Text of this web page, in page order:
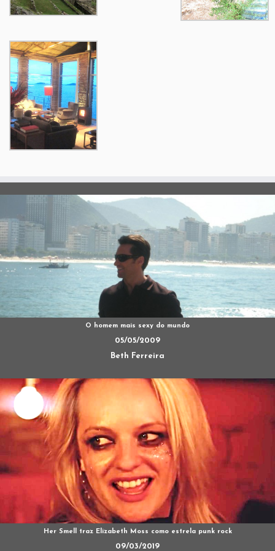
O homem mais sexy do mundo
05/05/2009
Beth Ferreira
Her Smell traz Elizabeth Moss como estrela punk rock
09/03/2019